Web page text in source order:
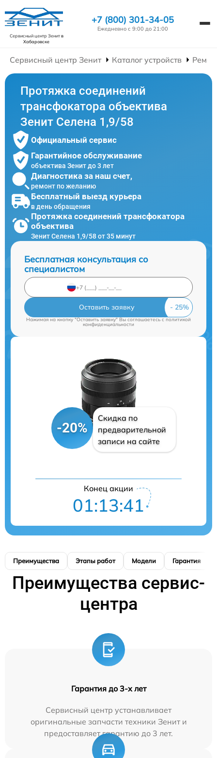
Сервисный центр Зенитв
Хабаровске
+7 (800) 301-34-05
Ежедневно с 9:00 до 21:00
Сервисный центр Зенит Каталог устройств
Протяжка соединений
трансфокатора объектива
Зенит Селена 1,9/58
Официальный сервис
Гарантийное обслуживание
объектива Зенит до 3 лет
Диагностика за наш счет,
ремонт по желанию
Бесплатный выезд курьера
в день обращения
Протяжка соединений трансфокатора
объектива
Зенит Селена 1,9/58 от 35 минут
Бесплатная консультация со
специалистом
Оставить заявку
Нажимая на кнопку "Оставить заявку" Вы соглашаетесь cполитикой
конфиденциальности
-20%
Скидка по
предварительной
записи на сайте
Конец акции
01:13:41
Преимущества Этапы работ Модели Гарантия
Преимущества сервис-
центра
Гарантия до 3-х лет
Сервисный центр устанавливает
оригинальные запчасти техники Зенит и
предоставляет гарантию до 3 лет.